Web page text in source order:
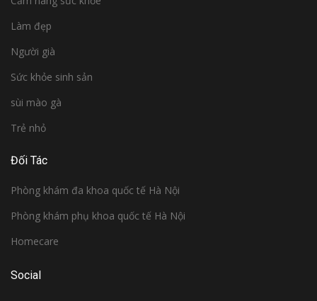
Làm đẹp
Người già
Sức khỏe sinh sản
sùi mào gà
Trẻ nhỏ
Đối Tác
Phòng khám đa khoa quốc tế Hà Nội
Phòng khám phụ khoa quốc tế Hà Nội
Homecare
Social